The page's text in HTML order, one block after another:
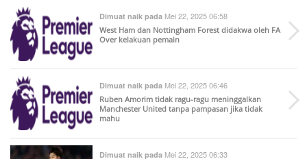
Dimuat naik pada Mei 22, 2025 06:58
West Ham dan Nottingham Forest didakwa oleh FA
Over kelakuan pemain
Dimuat naik pada Mei 22, 2025 06:46
Ruben Amorim tidak ragu-ragu meninggalkan
Manchester United tanpa pampasan jika tidak
mahu
Dimuat naik pada Mei 22, 2025 06:33